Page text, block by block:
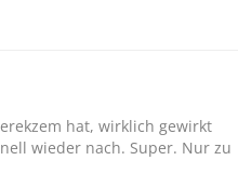
hat, wirklich gewirkt
wieder nach. Super. Nur zu